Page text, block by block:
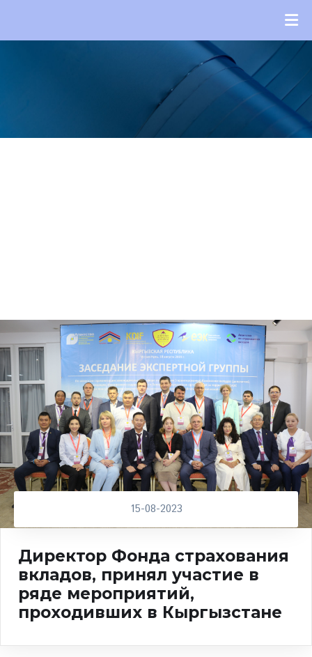
15-08-2023
Директор Фонда страхования
вкладов, принял участие в
ряде мероприятий,
проходивших в Кыргызстане